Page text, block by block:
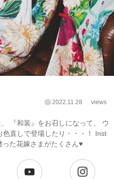
2022.11.28 views
『和装』をお召しになって、 ウ
色直しで登場したり・・・！ Inst
た花嫁さまがたくさん♥